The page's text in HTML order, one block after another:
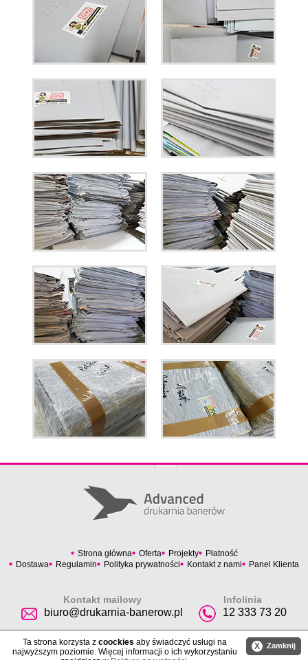
Strona główna Oferta Projekty
Płatność
Dostawa
Regulamin Polityka prywatności Kontakt z nami Panel Klienta
Kontakt mailowy
biuro@drukarnia-banerow.pl
Infolinia
12 333 73 20
X Zamknij
Ta strona korzysta z coockies aby świadczyć usługi na
najwyższym poziomie. Więcej informacji o ich wykorzystaniu